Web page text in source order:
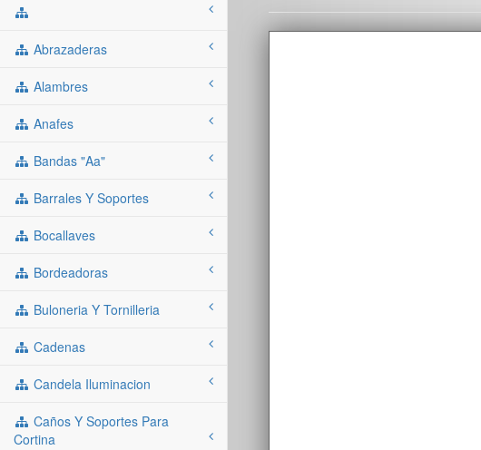
Abrazaderas
Alambres
Anafes
Bandas "aa"
Barrales Y Soportes
Bocallaves
Bordeadoras
Buloneria Y Tornilleria
Cadenas
Candela Iluminacion
Caños Y Soportes Para
Cortina